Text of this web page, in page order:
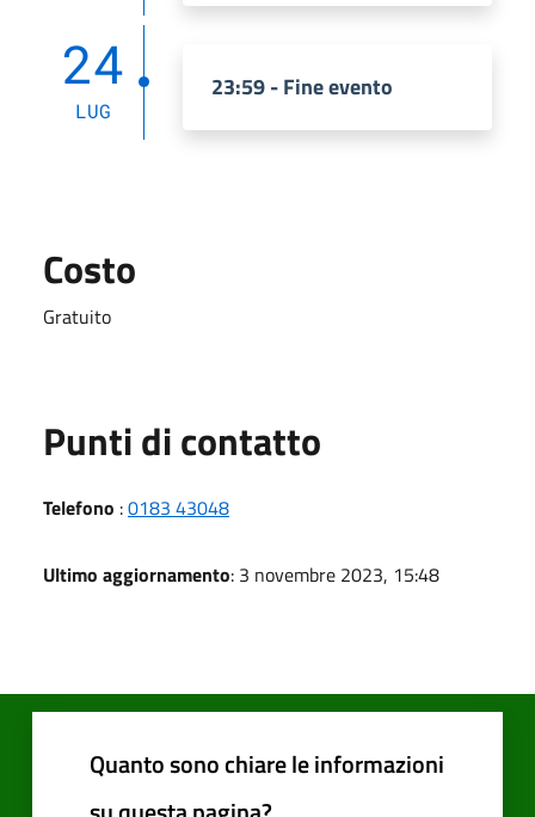
24
LUG
23:59 - Fine evento
Costo
Gratuito
Punti di contatto
Telefono :0183 43048
Ultimo aggiornamento: 3 novembre 2023, 15:48
Quanto sono chiare le informazioni